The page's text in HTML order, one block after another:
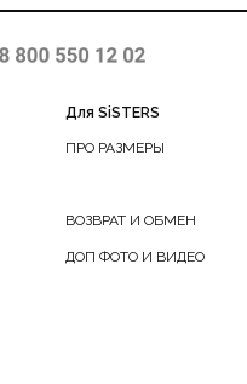
Для SiSTERS
ПРО РАЗМЕРЫ
ВОЗВРАТ И ОБМЕН
ДОП ФОТО И ВИДЕО